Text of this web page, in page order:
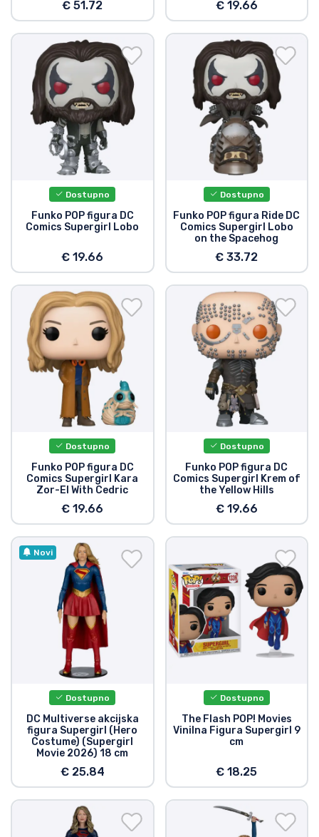
€ 51.72 € 19.66
Dostupno
Funko POP figura DC
Comics Supergirl Lobo
€ 19.66
Dostupno
Funko POP figura Ride DC
Comics Supergirl Lobo
on the Spacehog
€ 33.72
Dostupno
Funko POP figura DC
Comics Supergirl Kara
Zor-El With Cedric
€ 19.66
Dostupno
Funko POP figura DC
Comics Supergirl Krem of
the Yellow Hills
€ 19.66
Novi
Dostupno
DC Multiverse akcijska
figura Supergirl (Hero
Costume) (Supergirl
Movie 2026) 18 cm
€ 25.84
Dostupno
The Flash POP! Movies
Vinilna Figura Supergirl 9
cm
€ 18.25